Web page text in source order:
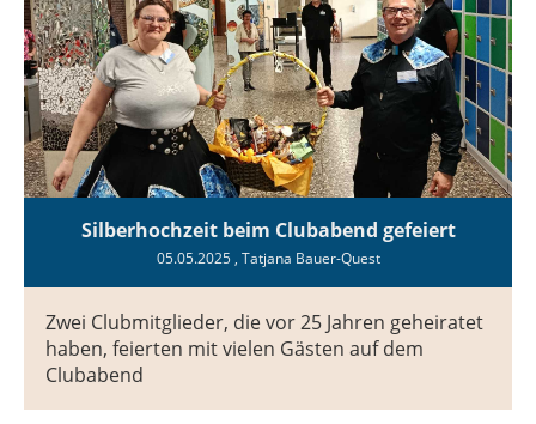
Silberhochzeit beim Clubabend gefeiert
05.05.2025, Tatjana Bauer-Quest
Zwei Clubmitglieder, die vor 25 Jahren geheiratet
haben, feierten mit vielen Gästen auf dem
Clubabend